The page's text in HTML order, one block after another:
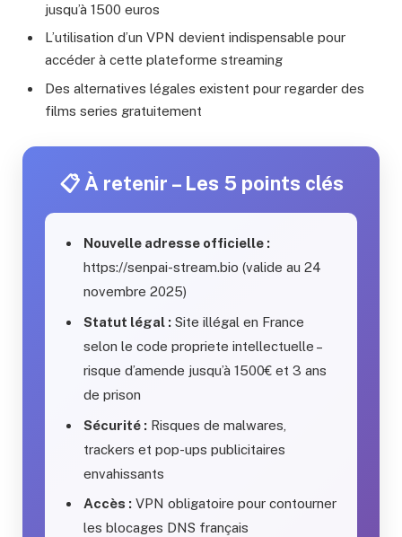
jusqu’à 1500 euros
L’utilisation d’un VPN devient indispensable pour
accéder à cette plateforme streaming
Des alternatives légales existent pour regarder des
films series gratuitement
📋 À retenir – Les 5 points clés
Nouvelle adresse officielle :
https://senpai-stream.bio (valide au 24
novembre 2025)
Statut légal : Site illégal en France
selon le code propriete intellectuelle –
risque d’amende jusqu’à 1500€ et 3 ans
de prison
Sécurité : Risques de malwares,
trackers et pop-ups publicitaires
envahissants
Accès : VPN obligatoire pour contourner
les blocages DNS français